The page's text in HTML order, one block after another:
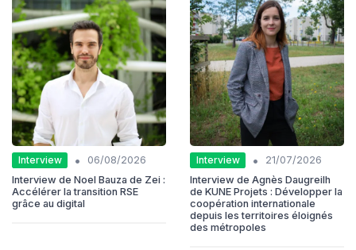
Interview •
06/08/2026
Interview de Noel Bauza de Zei :
Accélérer la transition RSE
grâce au digital
Interview •
21/07/2026
Interview de Agnès Daugreilh
de KUNE Projets : Développer la
coopération internationale
depuis les territoires éloignés
des métropoles